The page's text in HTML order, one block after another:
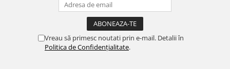
Vreau să primesc noutati prin e-mail. Detalii în
Politica de Confidențialitate.